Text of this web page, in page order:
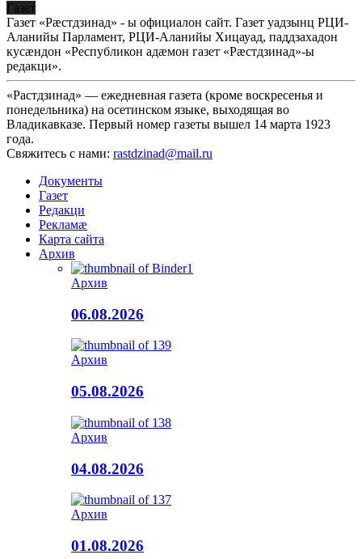
Газет
Газет «Рæстдзинад» - ы официалон сайт. Газет уадзынц РЦИ-
Аланийы Парламент, РЦИ-Аланийы Хицауад, паддзахадон
кусæндон «Республикон адæмон газет «Рæстдзинад»-ы
редакци».
«Растдзинад» — ежедневная газета (кроме воскресенья и
понедельника) на осетинском языке, выходящая во
Владикавказе. Первый номер газеты вышел 14 марта 1923
года.
Свяжитесь с нами: rastdzinad@mail.ru
Документы
Газет
Редакци
Рекламæ
Карта сайта
Архив
Архив
06.08.2026
Архив
05.08.2026
Архив
04.08.2026
Архив
01.08.2026